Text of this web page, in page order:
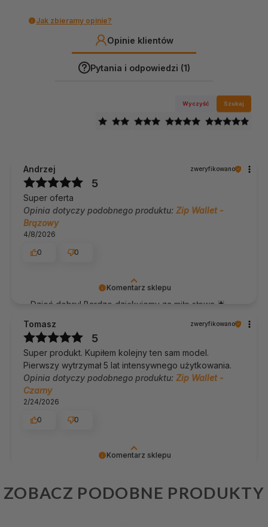
Jak zbieramy opinie?
Opinie klientów
Pytania i odpowiedzi (1)
Wyczyść Szukaj
Komentarz sklepu
Dzień dobry! Bardzo dziękujemy za miłe słowa 🌟
pozdrawiamy, Team James Hawk
Andrzej zweryfikowano
5
Super oferta
Opinia dotyczy podobnego produktu: Zip Wallet -
Brązowy
4/8/2026
0
0
Komentarz sklepu
Team James Hawk
Tomasz zweryfikowano
5
Super produkt. Kupiłem kolejny ten sam model.
Pierwszy wytrzymał 5 lat intensywnego użytkowania.
Opinia dotyczy podobnego produktu: Zip Wallet -
Czarny
2/24/2026
0
0
Adam zweryfikowano
ZOBACZ PODOBNE PRODUKTY